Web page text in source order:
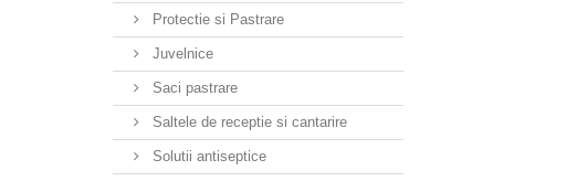
Protectie si Pastrare
Juvelnice
Saci pastrare
Saltele de receptie si cantarire
Solutii antiseptice